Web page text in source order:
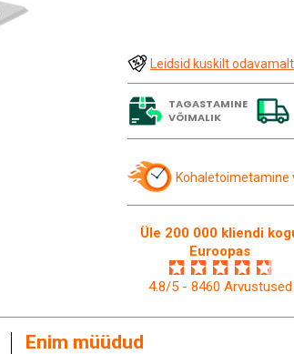
Leidsid kuskilt
TAGASTAMINE
VÕIMALIK
Kohaletoimetamine
Üle 200 000 kliendi
Euroopas
4.8/5 - 8460 Arvustused
Enim müüdud